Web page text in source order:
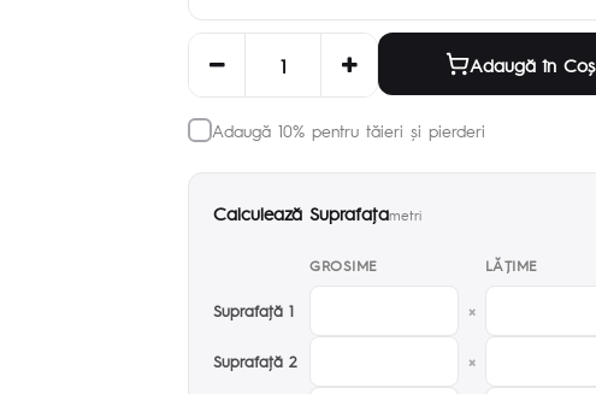
Adaugă în Coş
Adaugă 10% pentru tăieri și pierderi
Calculează Suprafaţametri
GROSIME LĂŢIME
Suprafaţă 1 ×
Suprafaţă 2 ×